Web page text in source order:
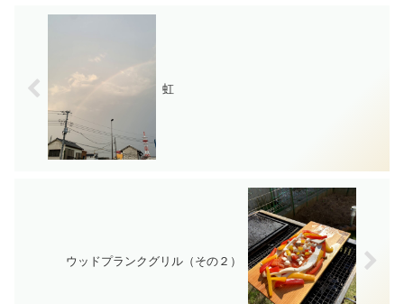
虹
ウッドプランクグリル（その２）